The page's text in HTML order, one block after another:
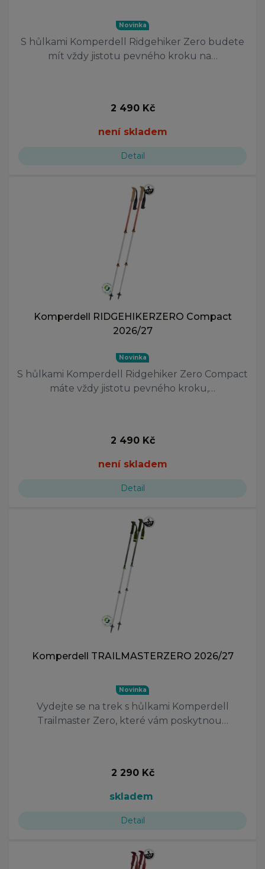
Novinka
S hůlkami Komperdell Ridgehiker Zero budete
mít vždy jistotu pevného kroku na…
2 490 Kč
není skladem
Detail
Komperdell RIDGEHIKERZERO Compact
2026/27
Novinka
S hůlkami Komperdell Ridgehiker Zero Compact
máte vždy jistotu pevného kroku,…
2 490 Kč
není skladem
Detail
Komperdell TRAILMASTERZERO 2026/27
Novinka
Vydejte se na trek s hůlkami Komperdell
Trailmaster Zero, které vám poskytnou…
2 290 Kč
skladem
Detail